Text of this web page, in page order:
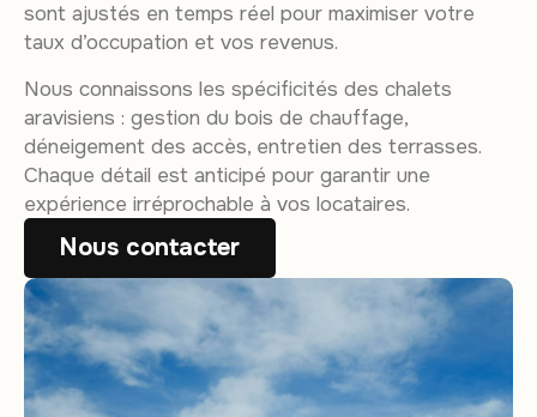
sont ajustés en temps réel pour maximiser votre
taux d’occupation et vos revenus.
Nous connaissons les spécificités des chalets
aravisiens : gestion du bois de chauffage,
déneigement des accès, entretien des terrasses.
Chaque détail est anticipé pour garantir une
expérience irréprochable à vos locataires.
Nous contacter